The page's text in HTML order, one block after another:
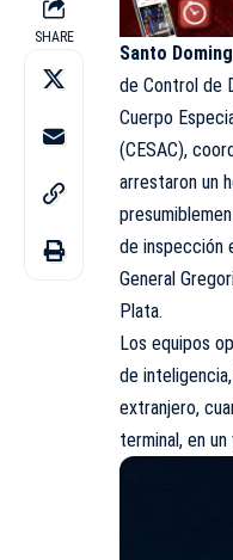
SHARE
Santo
de Control de
Cuerpo
(CESAC),
arrestaron un
de inspección
General
Plata.
Los equipos
de
extranjero,
terminal, en